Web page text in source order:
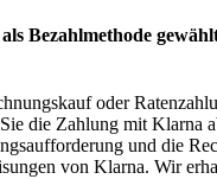
Bezahlmethode
oder
die Zahlung mit Klarna
und die
von Klarna. Wir